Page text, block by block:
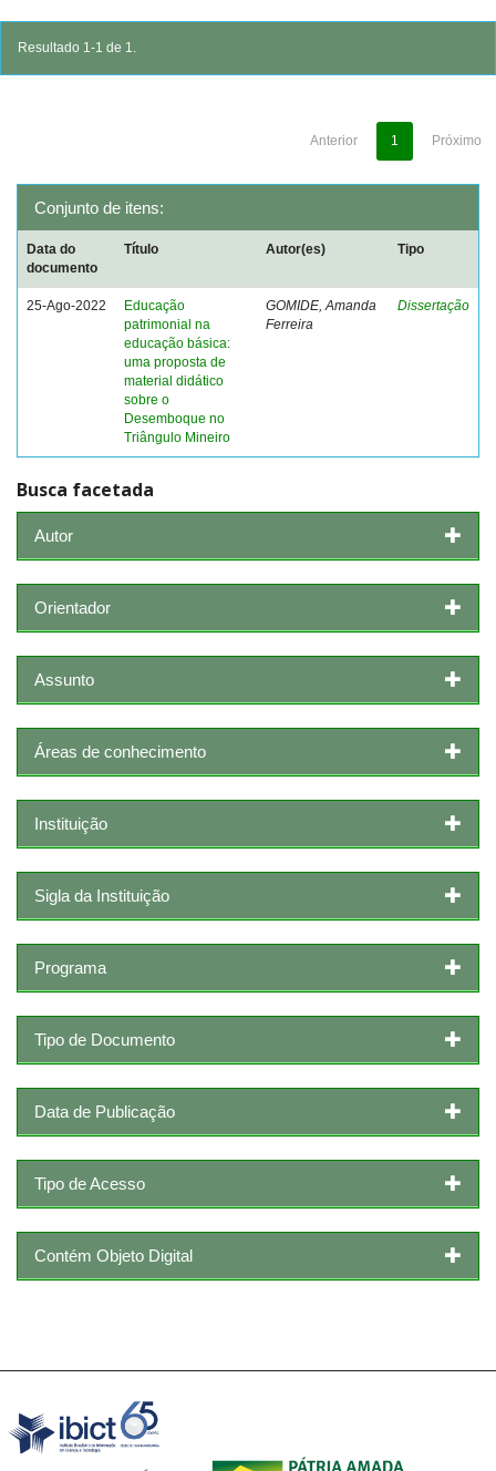
Resultado 1-1 de 1.
Anterior 1 Próximo
Conjunto de itens:
Data do
documento
Título Autor(es) Tipo
25-Ago-2022
Educação
patrimonial na
educação básica:
uma proposta de
material didático
sobre o
Desemboque no
Triângulo Mineiro
GOMIDE, Amanda
Ferreira
Dissertação
Busca facetada
Autor
Orientador
Assunto
Áreas de conhecimento
Instituição
Sigla da Instituição
Programa
Tipo de Documento
Data de Publicação
Tipo de Acesso
Contém Objeto Digital